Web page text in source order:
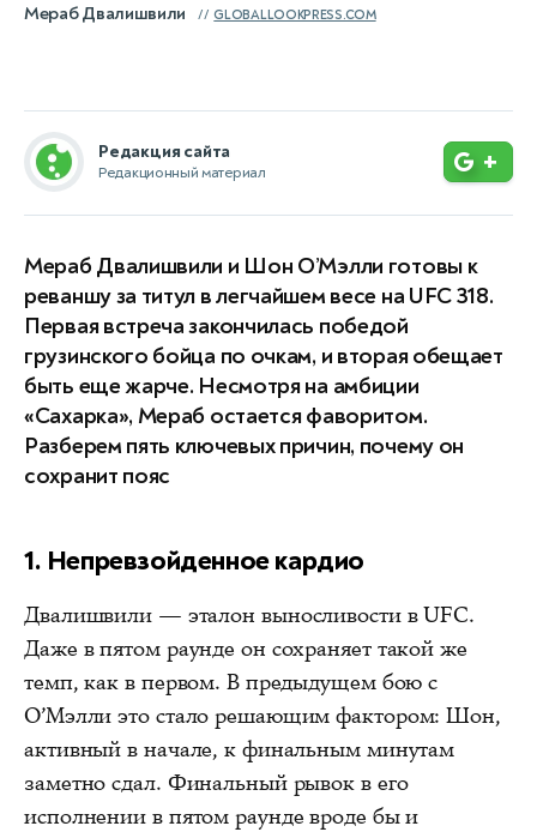
Мераб Двалишвили GLOBALLOOKPRESS.COM
Редакция сайта
Редакционный материал +
Мераб Двалишвили и Шон О’Мэлли готовы к
реваншу за титул в легчайшем весе на UFC 318.
Первая встреча закончилась победой
грузинского бойца по очкам, и вторая обещает
быть еще жарче. Несмотря на амбиции
«Сахарка», Мераб остается фаворитом.
Разберем пять ключевых причин, почему он
сохранит пояс
1. Непревзойденное кардио
Двалишвили — эталон выносливости в UFC.
Даже в пятом раунде он сохраняет такой же
темп, как в первом. В предыдущем бою с
О’Мэлли это стало решающим фактором: Шон,
активный в начале, к финальным минутам
заметно сдал. Финальный рывок в его
исполнении в пятом раунде вроде бы и